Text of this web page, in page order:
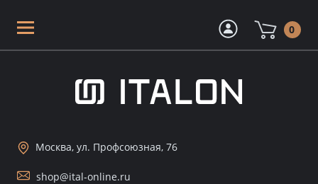
0
Москва, ул. Профсоюзная, 76
shop@ital-online.ru